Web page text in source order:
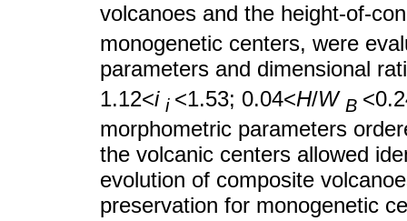
volcanoes and the height-of-
monogenetic centers, were
parameters and dimensional
1.12<i i <1.53; 0.04<H/W B
morphometric parameters
the volcanic centers allowed
evolution of composite
preservation for monogenetic